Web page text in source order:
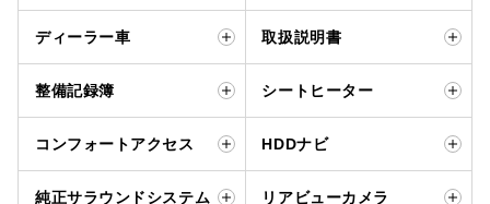
ディーラー車 取扱説明書
整備記録簿 シートヒーター
コンフォートアクセス HDDナビ
純正サラウンドシステム リアビューカメラ